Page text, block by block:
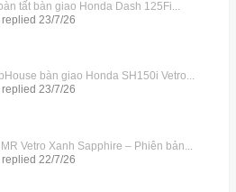
tất bàn giao Honda Dash 125Fi...
replied 23/7/26
bàn giao Honda SH150i Vetro...
replied 23/7/26
Vetro Xanh Sapphire – Phiên bản...
replied 22/7/26